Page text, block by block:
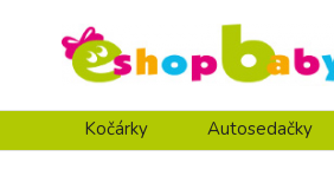
Kočárky Autosedačky